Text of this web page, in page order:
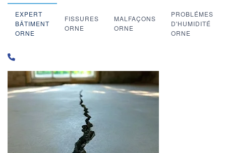
EXPERT
BÂTIMENT
ORNE
FISSURES
ORNE
MALFAÇONS
ORNE
PROBLÉMES
D'HUMIDITÉ
ORNE